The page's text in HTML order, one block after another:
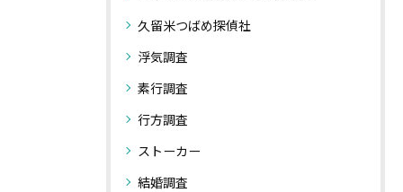
久留米つばめ探偵社
浮気調査
素行調査
行方調査
ストーカー
結婚調査